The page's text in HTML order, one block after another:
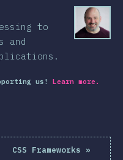
to
and
us! Learn more.
CSS Frameworks »